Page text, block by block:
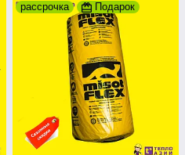
рассрочка Подарок